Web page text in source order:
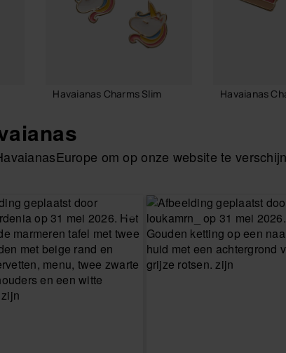
Havaianas Charms Slim Havaianas
om op onze website te